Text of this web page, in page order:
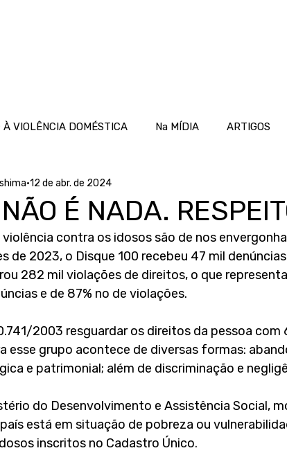
À VIOLÊNCIA DOMÉSTICA Na MÍDIA ARTIGOS
É NADA.
12 de abr. de 2024
violência contra os idosos são de nos
de 2023, o Disque 100 recebeu 47 mil
282 mil violações de direitos, o que
e de 87% no de violações.
2003 resguardar os direitos da pessoa com
esse grupo acontece de diversas formas:
e patrimonial; além de discriminação e
do Desenvolvimento e Assistência Social,
está em situação de pobreza ou
inscritos no Cadastro Único.